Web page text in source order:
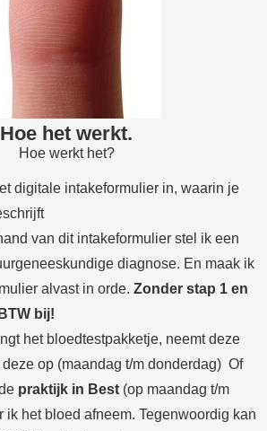
Hoe het werkt.
Hoe werkt het?
digitale intakeformulier in, waarin je
van dit intakeformulier stel ik een
diagnose. En maak ik
alvast in orde.Zonder stap 1 en
bij!
het bloedtestpakketje, neemt deze
op (maandag t/m donderdag) Of
praktijk in Best (op maandag t/m
ik het bloed afneem. Tegenwoordig kan